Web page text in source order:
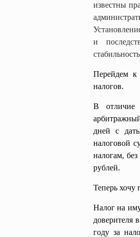
известны
и
Перейдем к
налогов.
В отличие
дней с
налоговой
налогам,
рублей.
Теперь хочу
Налог на
доверителя
году за